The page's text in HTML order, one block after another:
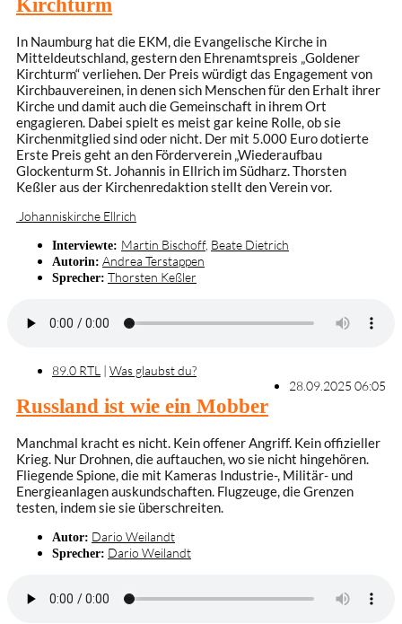
Kirchturm
In Naumburg hat die EKM, die Evangelische Kirche in
Mitteldeutschland, gestern den Ehrenamtspreis „Goldener
Kirchturm“ verliehen. Der Preis würdigt das Engagement von
Kirchbauvereinen, in denen sich Menschen für den Erhalt ihrer
Kirche und damit auch die Gemeinschaft in ihrem Ort
engagieren. Dabei spielt es meist gar keine Rolle, ob sie
Kirchenmitglied sind oder nicht. Der mit 5.000 Euro dotierte
Erste Preis geht an den Förderverein „Wiederaufbau
Glockenturm St. Johannis in Ellrich im Südharz. Thorsten
Keßler aus der Kirchenredaktion stellt den Verein vor.
Johanniskirche Ellrich
Interviewte: Martin Bischoff, Beate Dietrich
Autorin: Andrea Terstappen
Sprecher: Thorsten Keßler
89.0 RTL | Was glaubst du?
28.09.2025 06:05
Russland ist wie ein Mobber
Manchmal kracht es nicht. Kein offener Angriff. Kein offizieller
Krieg. Nur Drohnen, die auftauchen, wo sie nicht hingehören.
Fliegende Spione, die mit Kameras Industrie-, Militär- und
Energieanlagen auskundschaften. Flugzeuge, die Grenzen
testen, indem sie sie überschreiten.
Autor: Dario Weilandt
Sprecher: Dario Weilandt